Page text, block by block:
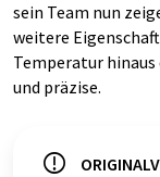
sein Team nun
weitere
Temperatur
und präzise.